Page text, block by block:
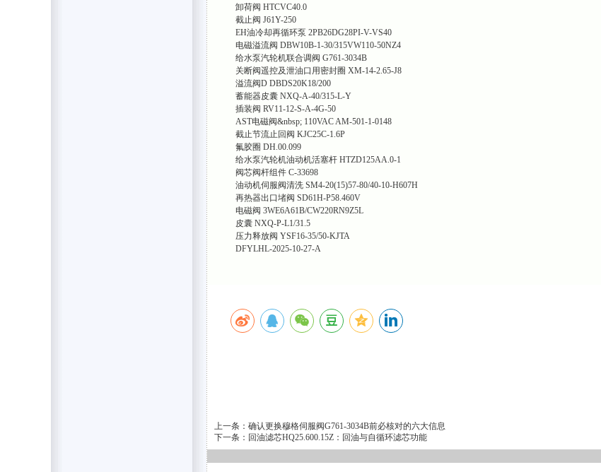
卸荷阀 HTCVC40.0
截止阀 J61Y-250
EH油冷却再循环泵 2PB26DG28PI-V-VS40
电磁溢流阀 DBW10B-1-30/315VW110-50NZ4
给水泵汽轮机联合调阀 G761-3034B
关断阀遥控及泄油口用密封圈 XM-14-2.65-J8
溢流阀D DBDS20K18/200
蓄能器皮囊 NXQ-A-40/315-L-Y
插装阀 RV11-12-S-A-4G-50
AST电磁阀&nbsp; 110VAC AM-501-1-0148
截止节流止回阀 KJC25C-1.6P
氟胶圈 DH.00.099
给水泵汽轮机油动机活塞杆 HTZD125AA.0-1
阀芯阀杆组件 C-33698
油动机伺服阀清洗 SM4-20(15)57-80/40-10-H607H
再热器出口堵阀 SD61H-P58.460V
电磁阀 3WE6A61B/CW220RN9Z5L
皮囊 NXQ-P-L1/31.5
压力释放阀 YSF16-35/50-KJTA
DFYLHL-2025-10-27-A
上一条：确认更换穆格伺服阀G761-3034B前必核对的六大信息
下一条：回油滤芯HQ25.600.15Z：回油与自循环滤芯功能